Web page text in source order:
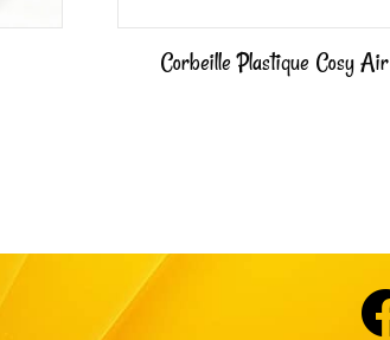
Corbeille Plastique Cosy Air